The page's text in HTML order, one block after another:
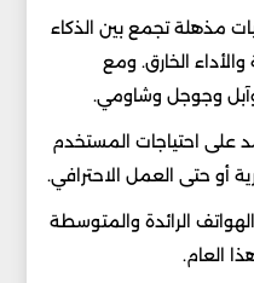
مذهلة تجمع بين الذكاء
والأداء الخارق. ومع
وجوجل وشاومي.
على احتياجات المستخدم
أو حتى العمل الاحترافي.
الرائدة والمتوسطة
العام.